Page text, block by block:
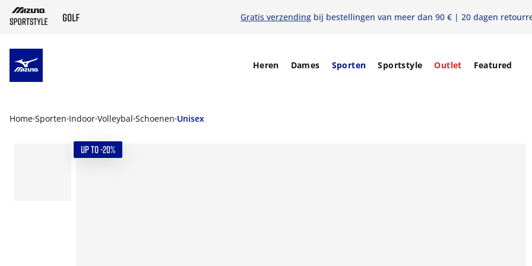
Gratis verzending bij bestellingen van meer dan 90 € | 20 dagen
Heren Dames Sporten Sportstyle Outlet Featured
Home Sporten Indoor Volleybal Schoenen Unisex
UP TO -20%